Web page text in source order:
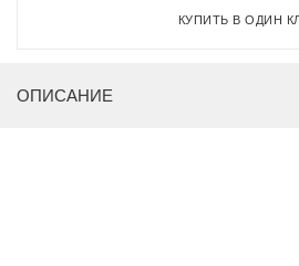
КУПИТЬ В ОДИН
ОПИСАНИЕ